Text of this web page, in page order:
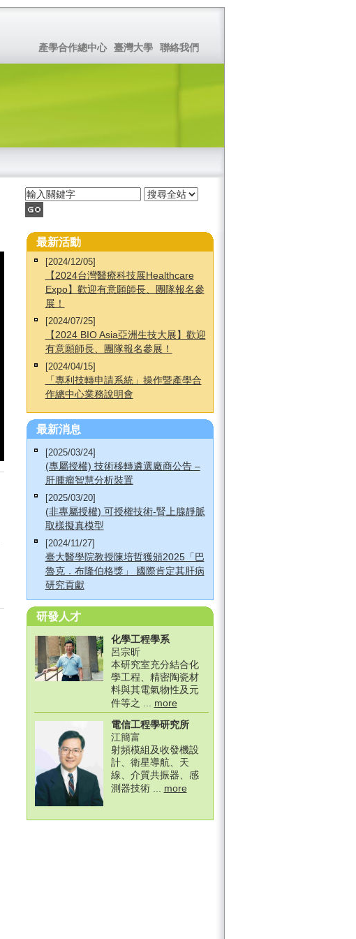
產學合作總中心 臺灣大學 聯絡我們
最新活動
[2024/12/05]
【2024台灣醫療科技展Healthcare
Expo】歡迎有意願師長、團隊報名參
展！
[2024/07/25]
【2024 BIO Asia亞洲生技大展】歡迎
有意願師長、團隊報名參展！
[2024/04/15]
「專利技轉申請系統」操作暨產學合
作總中心業務說明會
最新消息
[2025/03/24]
(專屬授權) 技術移轉遴選廠商公告 –
肝腫瘤智慧分析裝置
[2025/03/20]
(非專屬授權) 可授權技術-腎上腺靜脈
取樣擬真模型
[2024/11/27]
臺大醫學院教授陳培哲獲頒2025「巴
魯克．布隆伯格獎」 國際肯定其肝病
研究貢獻
研發人才
化學工程學系
呂宗昕
本研究室充分結合化
學工程、精密陶瓷材
料與其電氣物性及元
件等之 ... more
電信工程學研究所
江簡富
射頻模組及收發機設
計、衛星導航、天
線、介質共振器、感
測器技術 ... more